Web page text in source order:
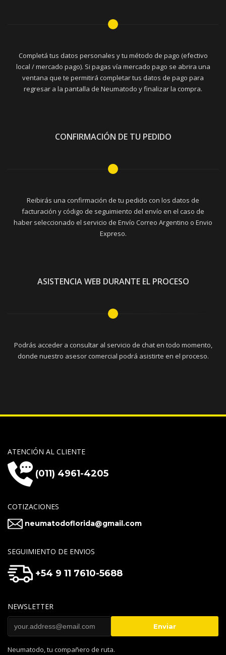
Completá tus datos personales y tu método de pago (efectivo
local / mercado pago). Si pagas vía mercado pago se abrira una
ventana que te permitirá completar tus datos de pago para
regresar a la pantalla de Neumatodo y finalizar la compra.
CONFIRMACIÓN DE TU PEDIDO
Reibirás una confirmación de tu pedido con los datos de
facturación y código de seguimiento del envío en el caso de
haber seleccionado el servicio de Envío Correo Argentino o Envio
Expreso.
ASISTENCIA WEB DURANTE EL PROCESO
Podrás acceder a consultar al servicio de chat en todo momento,
donde nuestro asesor comercial podrá asistirte en el proceso.
ATENCIÓN AL CLIENTE
(011) 4961-4205
COTIZACIONES
neumatodoflorida@gmail.com
SEGUIMIENTO DE ENVIOS
+54 9 11 7610-5688
NEWSLETTER
Neumatodo, tu compañero de ruta.